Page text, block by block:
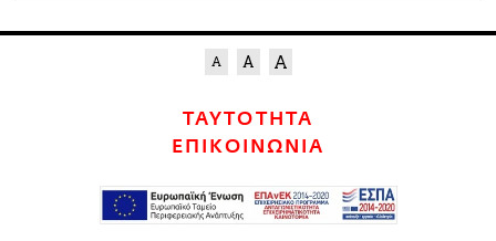
ΤΑΥΤΟΤΗΤΑ
ΕΠΙΚΟΙΝΩΝΙΑ